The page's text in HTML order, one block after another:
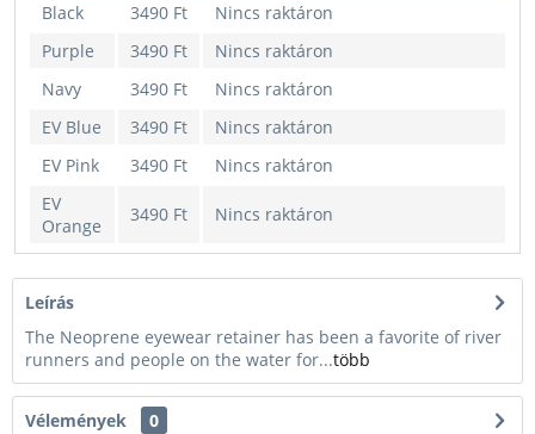
Black
3490 Ft
Nincs raktáron
Purple
3490 Ft
Nincs raktáron
Navy
3490 Ft
Nincs raktáron
EV Blue
3490 Ft
Nincs raktáron
EV Pink
3490 Ft
Nincs raktáron
EV
Orange
3490 Ft Nincs raktáron
Green
3490 Ft Nincs raktáron
Nincs raktáron
Yellow 3490 Ft
Személyesen azonnal átvehető
üzletünkben!
Leírás
The Neoprene eyewear retainer has been a favorite of river
runners and people on the water for...több
Vélemények
0